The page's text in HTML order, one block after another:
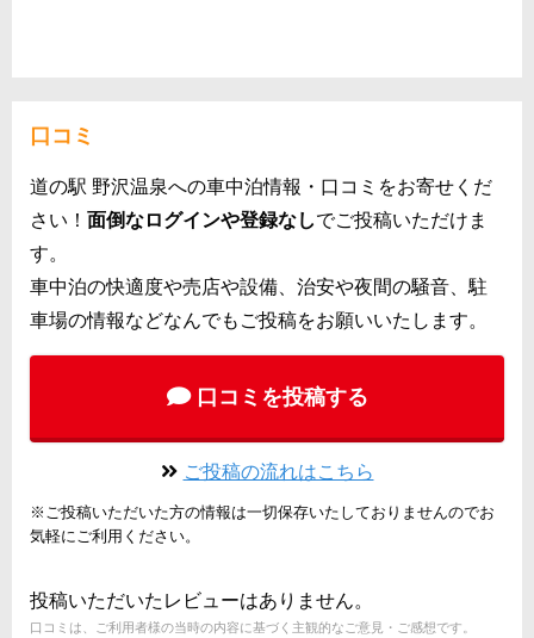
口コミ
道の駅 野沢温泉への車中泊情報・口コミをお寄せくだ
さい！ 面倒なログインや登録なしでご投稿いただけま
す。
車中泊の快適度や売店や設備、治安や夜間の騒音、駐
車場の情報などなんでもご投稿をお願いいたします。
口コミを投稿する
ご投稿の流れはこちら
※ご投稿いただいた方の情報は一切保存いたしておりませんのでお
気軽にご利用ください。
投稿いただいたレビューはありません。
口コミは、ご利用者様の当時の内容に基づく主観的なご意見・ご感想です。